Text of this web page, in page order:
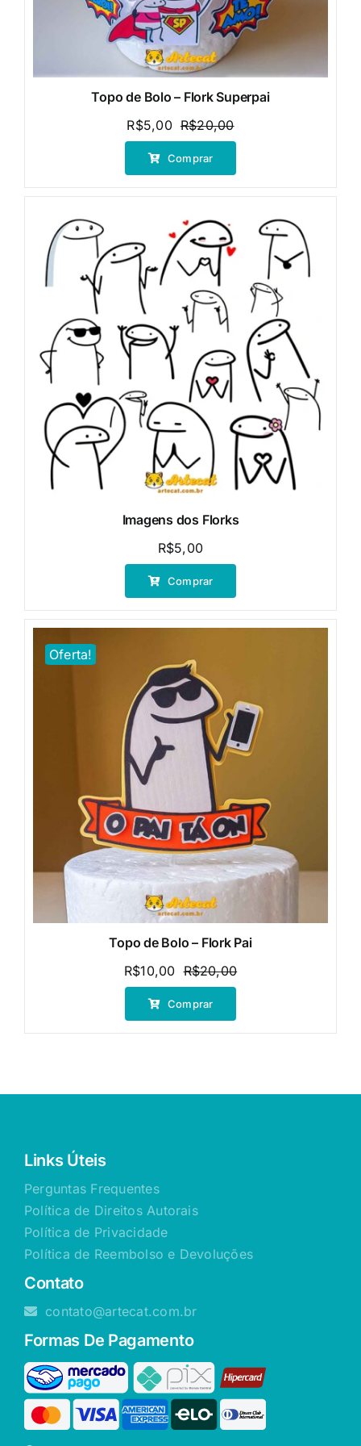
Topo de Bolo – Flork Superpai
R$20,00O
preço
era:
R$5,00
O
preço
é:
Comprar
Imagens dos Florks
R$5,00
Comprar
Oferta!
Topo de Bolo – Flork Pai
R$20,00O
preço
R$10,00
O
preço
Comprar
Links Úteis
Perguntas Frequentes
Política de Direitos Autorais
Política de Privacidade
Política de Reembolso e Devoluções
Contato
contato@artecat.com.br
Formas De Pagamento